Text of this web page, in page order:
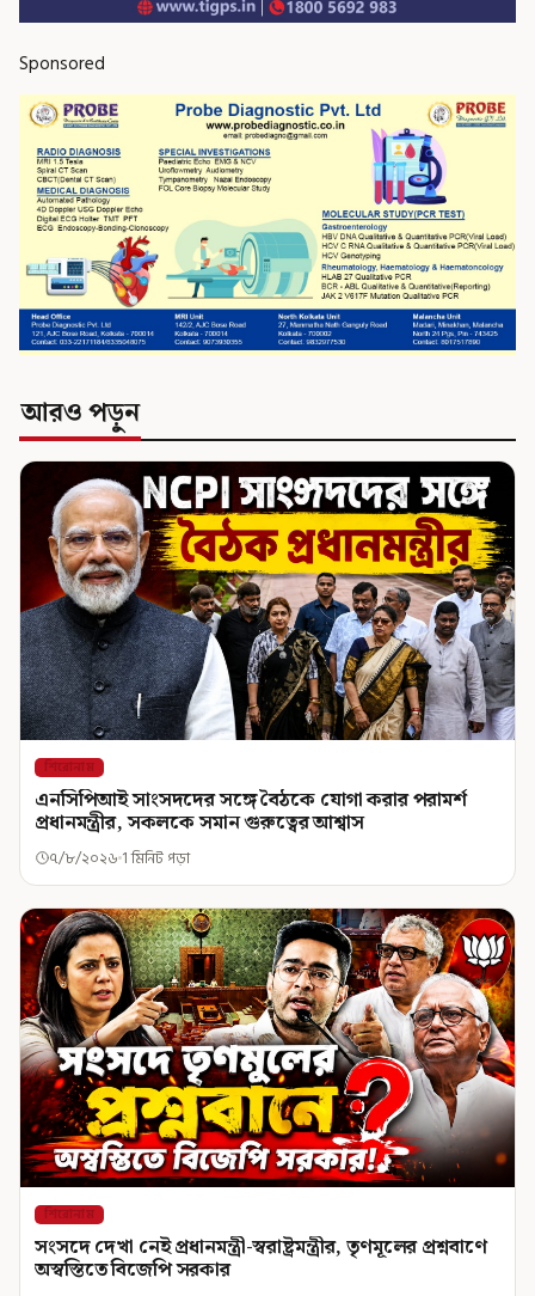
Sponsored
আরও পড়ুন
শিরোনাম
এনসিপিআই সাংসদদের সঙ্গে বৈঠকে যোগা করার পরামর্শ
প্রধানমন্ত্রীর, সকলকে সমান গুরুত্বের আশ্বাস
৭/৮/২০২৬ 1 মিনিট পড়া
শিরোনাম
সংসদে দেখা নেই প্রধানমন্ত্রী-স্বরাষ্ট্রমন্ত্রীর, তৃণমূলের প্রশ্নবাণে
অস্বস্তিতে বিজেপি সরকার